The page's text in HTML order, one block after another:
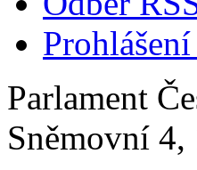
Parlament
Sněmovní 4,